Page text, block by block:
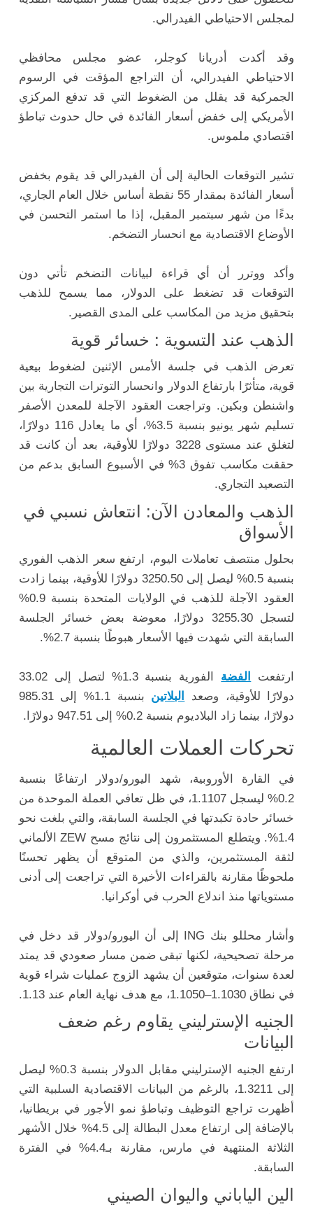
لمجلس
الاحتياطي الفيدرالي.
وقد أكدت أدرياناكوجلر ، عضو مجلس محافظي
الاحتياطي
الفيدرالي، أن التراجع المؤقت في
الرسوم
الجمركية قد يقلل من الضغوط التي قد تدفع
المركزي
الأمريكي
إلى خفض أسعار الفائدة في حال حدوثتباطؤ
اقتصادي ملموس.
تشير التوقعات الحالية إلى أن الفيدرالي قد يقوم بخفض
أسعار
الفائدة بمقدار 55 نقطة أساس خلال العام
الجاري،
بدءًا من شهر سبتمبر المقبل، إذا ما استمر التحسن في
الأوضاع
الاقتصادية مع انحسار التضخم.
وأكد ووترر أن أي قراءة لبيانات التضخمتأتي دون
التوقعات قد تضغط على الدولار، مما يسمح للذهب
بتحقيق مزيد من المكاسب على المدى القصير.
الذهب عند التسوية : خسائر قوية
تعرض الذهب في جلسة الأمس الإثنين لضغوط بيعية
قوية، متأثرًا بارتفاع الدولار وانحسار التوترات التجارية بين
واشنطن وبكين. وتراجعت العقود الآجلة للمعدن
الأصفر
تسليم شهر يونيو بنسبة 3.5%، أي ما يعادل 116 دولارًا،
لتغلق عند مستوى3228 دولارًا للأوقية، بعد أن كانت قد
حققت مكاسبتفوق 3% في الأسبوع السابق بدعم من
التصعيد
التجاري.
الذهب والمعادن الآن: انتعاش نسبي في
الأسواق
بحلول منتصف تعاملات اليوم، ارتفع سعر الذهب
الفوري
بنسبة 0.5% ليصل إلى 3250.50 دولارًا للأوقية، بينمازادت
العقود
الآجلة للذهب في الولايات المتحدة بنسبة0.9%
لتسجل3255.30 دولارًا، معوضة بعض خسائر
الجلسة
السابقة
التي شهدت فيها الأسعار هبوطًا بنسبة 2.7%.
ارتفعت الفضة
الفورية بنسبة 1.3% لتصل إلى 33.02
دولارًا للأوقية، وصعد
البلاتين
بنسبة 1.1% إلى 985.31
دولارًا، بينما زاد البلاديوم بنسبة 0.2% إلى 947.51 دولارًا.
تحركات العملات العالمية
في القارة الأوروبية، شهد اليورو/دولار ارتفاعًا بنسبة
0.2%
ليسجل 1.1107، في ظلتعافي العملة الموحدة من
خسائر حادةتكبدتها في الجلسة السابقة، والتي بلغت نحو
1.4%.
ويتطلع المستثمرون إلى نتائج مسح ZEW
الألماني
لثقة
المستثمرين، والذي من المتوقع أن يظهرتحسنًا
ملحوظًا مقارنة بالقراءات الأخيرة التي تراجعت إلى
أدنى
مستوياتها منذ اندلاع الحرب في أوكرانيا.
وأشار محللو بنك ING إلى أن اليورو/دولار قد دخل في
مرحلة تصحيحية، لكنها تبقىضمن مسارصعودي قد يمتد
لعدة سنوات، متوقعين أن يشهد الزوج عمليات شراء قوية
في نطاق 1.1030– 1.1050، مع هدف نهاية العام عند 1.13.
الجنيه الإسترليني يقاوم رغم ضعف
البيانات
ارتفع الجنيه الإسترليني مقابل الدولار بنسبة 0.3%
ليصل
إلى 1.3211، بالرغم من البيانات الاقتصادية السلبية
التي
أظهرت تراجع التوظيف وتباطؤ نمو الأجور في بريطانيا،
بالإضافة
إلى ارتفاع معدل البطالة إلى 4.5% خلال
الأشهر
الثلاثة
المنتهية في مارس، مقارنة بـ4.4% في
الفترة
السابقة.
الين الياباني واليوان الصيني